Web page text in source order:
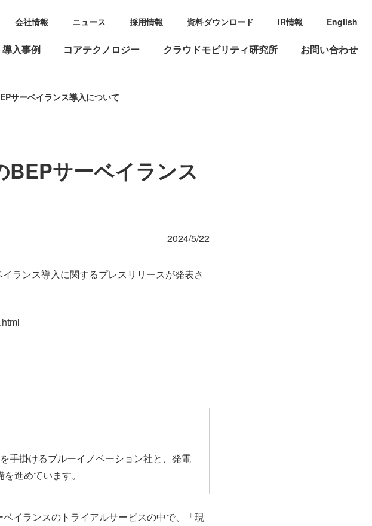
導入事例 コアテクノロジー クラウドモビリティ研究所 お問い合わせ
会社情報 ニュース 採用情報 資料ダウンロード IR情報 English
サーベイランス導入について
BEPサーベイランス
2024/5/22
ランス導入に関するプレスリリースが発表さ
手掛けるブルーイノベーション社と、発電
進めています。
イランスのトライアルサービスの中で、「現